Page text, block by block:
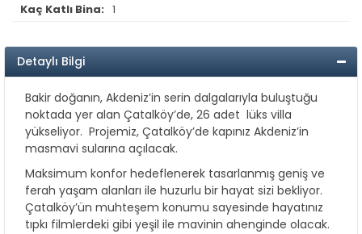
Kaç Katlı Bina: 1
Detaylı Bilgi
Bakir doğanın, Akdeniz’in serin dalgalarıyla buluştuğu
noktada yer alan Çatalköy’de, 26 adet lüks villa
yükseliyor. Projemiz, Çatalköy’de kapınız Akdeniz’in
masmavi sularına açılacak.
Maksimum konfor hedeflenerek tasarlanmış geniş ve
ferah yaşam alanları ile huzurlu bir hayat sizi bekliyor.
Çatalköy’ün muhteşem konumu sayesinde hayatınız
tıpkı filmlerdeki gibi yeşil ile mavinin ahenginde olacak.